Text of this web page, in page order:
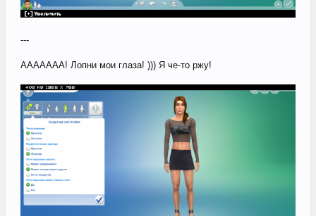
---
ААААААА! Лопни мои глаза! ))) Я че-то ржу!